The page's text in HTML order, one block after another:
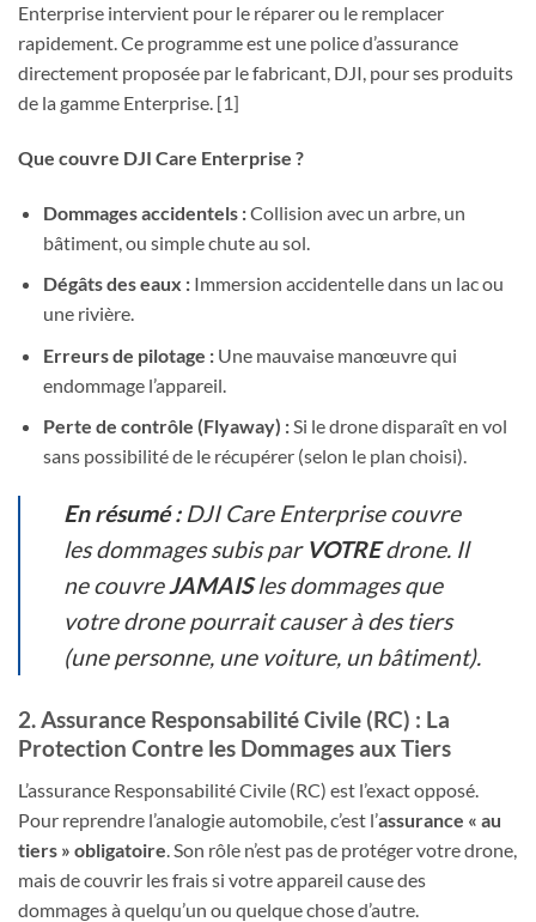
Enterprise intervient pour le réparer ou le remplacer
rapidement. Ce programme est une police d’assurance
directement proposée par le fabricant, DJI, pour ses produits
de la gamme Enterprise. [1]
Que couvre DJI Care Enterprise ?
Dommages accidentels :Collision avec un arbre, un
bâtiment, ou simple chute au sol.
Dégâts des eaux :Immersion accidentelle dans un lac ou
une rivière.
Erreurs de pilotage :Une mauvaise manœuvre qui
endommage l’appareil.
Perte de contrôle (Flyaway) :Si le drone disparaît en vol
sans possibilité de le récupérer (selon le plan choisi).
En résumé :DJI Care Enterprise couvre
les dommages subis par VOTREdrone. Il
ne couvreJAMAISles dommages que
votre drone pourrait causer à des tiers
(une personne, une voiture, un bâtiment).
2. Assurance Responsabilité Civile (RC) : La
Protection Contre les Dommages aux Tiers
L’assurance Responsabilité Civile (RC) est l’exact opposé.
Pour reprendre l’analogie automobile, c’est l’assurance « au
tiers » obligatoire . Son rôle n’est pas de protéger votre drone,
mais de couvrir les frais si votre appareil cause des
dommages à quelqu’un ou quelque chose d’autre.